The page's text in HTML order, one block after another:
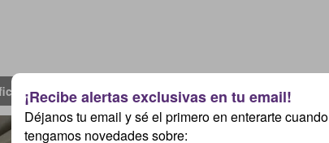
20 may 2026 en - Panamá Investment Group and Services
Déjanos tu email y sé el primero en enterarte cuando
tengamos novedades sobre: